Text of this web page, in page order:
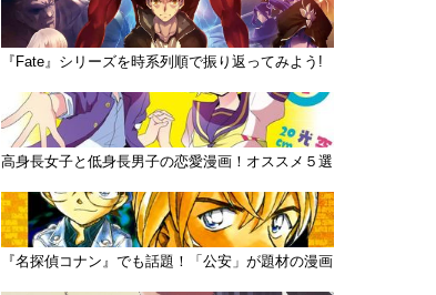
『Fate』シリーズを時系列順で振り返ってみよう!
高身長女子と低身長男子の恋愛漫画！オススメ５選
『名探偵コナン』でも話題！「公安」が題材の漫画